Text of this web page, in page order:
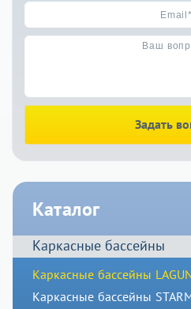
Задать
Каталог
Каркасные бассейны
Каркасные бассейны
Каркасные бассейны